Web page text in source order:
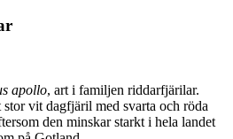
apollo, art i familjen riddarfjärilar.
vit dagfjäril med svarta och röda
den minskar starkt i hela landet